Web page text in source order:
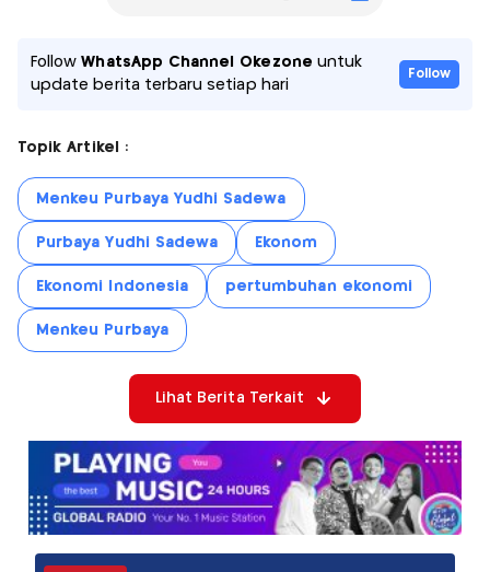
FollowWhatsApp Channel Okezone untuk
update berita terbaru setiap hari
Follow
Topik Artikel :
Menkeu Purbaya Yudhi Sadewa
Purbaya Yudhi Sadewa Ekonom
Ekonomi Indonesia pertumbuhan ekonomi
Menkeu Purbaya
Lihat Berita Terkait